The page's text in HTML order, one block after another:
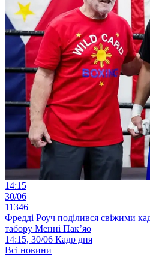
14:15
30/06
11346
Фредді Роуч поділився свіжими
табору Менні Пак’яо
14:15, 30/06 Кадр дня
Всі новини